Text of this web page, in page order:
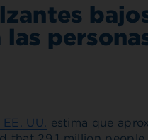
UU. estima que